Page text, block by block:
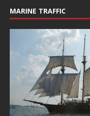
MARINE TRAFFIC